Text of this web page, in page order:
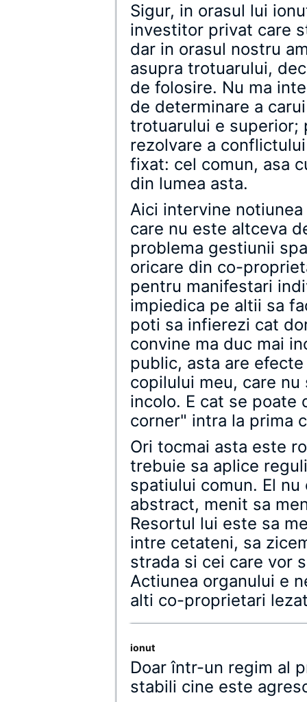
Sigur, in orasul lui
investitor privat care
dar in orasul nostru
asupra trotuarului,
de folosire. Nu ma
de determinare a
trotuarului e superior;
rezolvare a
fixat: cel comun, asa
din lumea asta.
Aici intervine
care nu este altceva
problema gestiunii
oricare din co-
pentru manifestari
impiedica pe altii sa
poti sa infierezi cat
convine ma duc mai
public, asta are
copilului meu, care nu
incolo. E cat se poate
corner" intra la prima
Ori tocmai asta este
trebuie sa aplice
spatiului comun. El
abstract, menit sa
Resortul lui este sa
intre cetateni, sa
strada si cei care vor
Actiunea organului e
alti co-proprietari
ionut
Doar într-un regim al
stabili cine este